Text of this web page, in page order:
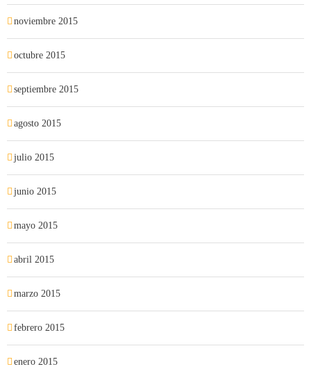
noviembre 2015
octubre 2015
septiembre 2015
agosto 2015
julio 2015
junio 2015
mayo 2015
abril 2015
marzo 2015
febrero 2015
enero 2015